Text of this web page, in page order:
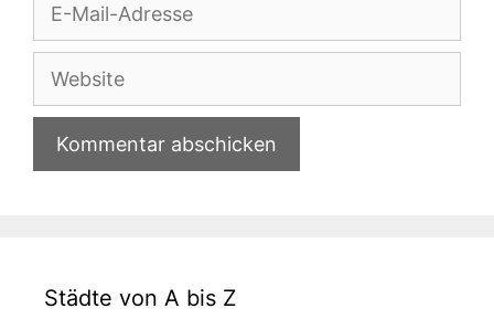
Adresse
Website
Städte von A bis Z